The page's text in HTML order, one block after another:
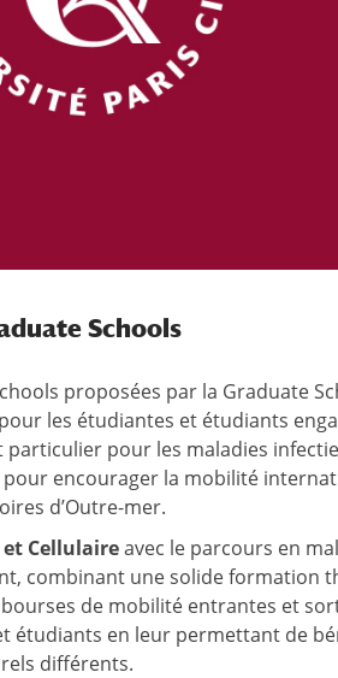
Schools
proposées par la Graduate
les étudiantes et étudiants
pour les maladies
encourager la mobilité
d’Outre-mer.
Cellulaireavec le parcours en
combinant une solide formation
de mobilité entrantes et
étudiants en leur permettant de
différents.